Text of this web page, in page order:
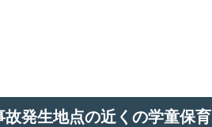
故発生地点の近くの学童保育